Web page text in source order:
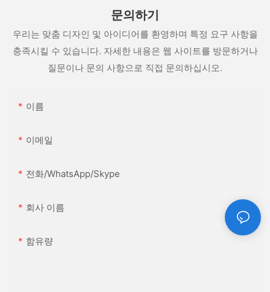
문의하기
우리는 맞춤 디자인 및 아이디어를 환영하며 특정 요구 사항을
충족시킬 수 있습니다. 자세한 내용은 웹 사이트를 방문하거나
질문이나 문의 사항으로 직접 문의하십시오.
이름
이메일
전화/WhatsApp/Skype
회사 이름
함유량